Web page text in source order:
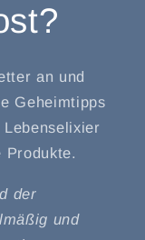
an und
Geheimtipps
Produkte.
der
und